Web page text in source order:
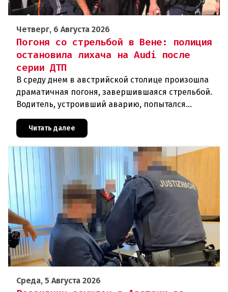
Четверг, 6 Августа 2026
Погоня со стрельбой в Вене: полиция
остановила лихача на Audi после
серии ДТП
В среду днем в австрийской столице произошла
драматичная погоня, завершившаяся стрельбой.
Водитель, устроивший аварию, попытался
скрыться от полиции, спровоцировав несколько
новых столкновений.Что слу
Читать далее
Среда, 5 Августа 2026